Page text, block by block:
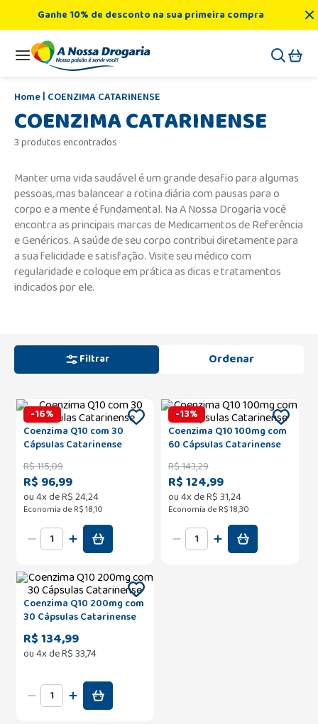
Ganhe 10% de desconto na sua primeira compra
COENZIMA CATARINENSE
COENZIMA CATARINENSE
3 produtos encontrados
Manter uma vida saudável é um grande desafio para algumas
pessoas, mas balancear a rotina diária com pausas para o
corpo e a mente é fundamental. Na A Nossa Drogaria você
encontra as principais marcas de Medicamentos de Referência
e Genéricos. A saúde de seu corpo contribui diretamente para
a sua felicidade e satisfação. Visite seu médico com
regularidade e coloque em prática as dicas e tratamentos
indicados por ele.
Filtrar
-16%
Coenzima Q10 com 30
Cápsulas Catarinense
R$115,09
R$ 96,99
ou4x deR$24,24
Economia de R$ 18,10
-13%
Coenzima Q10 100mg com
60 Cápsulas Catarinense
R$143,29
R$ 124,99
ou4x deR$31,24
Economia de R$ 18,30
Coenzima Q10 200mg com
30 Cápsulas Catarinense
R$ 134,99
ou4x deR$33,74